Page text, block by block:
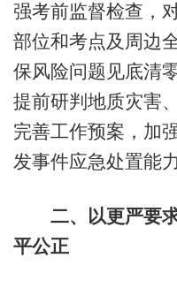
强考前监督检查，
部位和考点及周边
保风险问题见底清
提前研判地质灾害
完善工作预案，加
发事件应急处置能力
二、以更严要
平公正